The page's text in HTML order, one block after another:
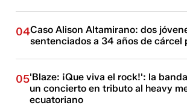
04Caso Alison Altamirano: dos
sentenciados a 34 años de cárcel
05'Blaze: ¡Que viva el rock!': la
un concierto en tributo al heavy
ecuatoriano